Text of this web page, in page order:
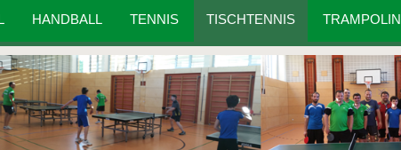
HANDBALL TENNIS TISCHTENNIS TRAMPOLIN